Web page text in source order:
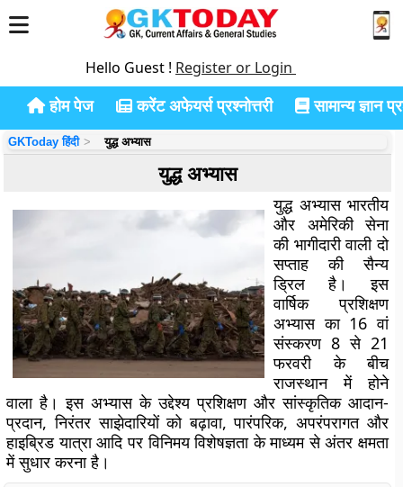
Hello Guest ! Register or Login
होम पेज करेंट अफेयर्स प्रश्नोत्तरी सामान्य ज्ञान
GKToday हिंदी युद्ध अभ्यास
युद्ध अभ्यास
युद्ध अभ्यास भारतीय
और अमेरिकी सेना
की भागीदारी वाली दो
सप्ताह की सैन्य
ड्रिल है। इस
वार्षिक प्रशिक्षण
अभ्यास का 16 वां
संस्करण 8 से 21
फरवरी के बीच
राजस्थान में होने
वाला है। इस अभ्यास के उद्देश्य प्रशिक्षण और सांस्कृतिक आदान-
प्रदान, निरंतर साझेदारियों को बढ़ावा, पारंपरिक, अपरंपरागत और
हाइब्रिड यात्रा आदि पर विनिमय विशेषज्ञता के माध्यम से अंतर क्षमता
में सुधार करना है।